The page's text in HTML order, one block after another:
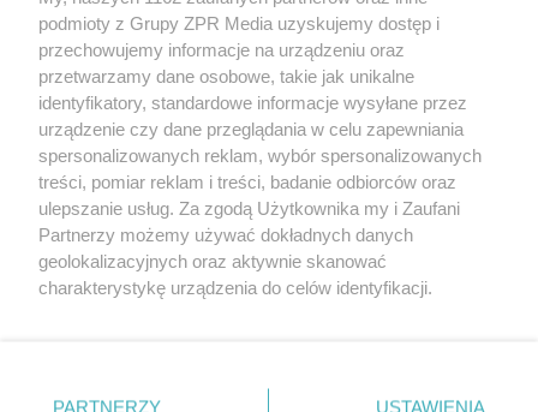
Żaden utwór zamieszczony w serwisie nie może być powielany i
rozpowszechniany lub dalej rozpowszechniany w jakikolwiek sposób (w
tym także elektroniczny lub mechaniczny) na jakimkolwiek polu
eksploatacji w jakiejkolwiek formie, włącznie z umieszczaniem w
Internecie bez pisemnej zgody właściciela praw. Jakiekolwiek użycie lub
wykorzystanie utworów w całości lub w części z naruszeniem prawa,
tzn. bez właściwej zgody, jest zabronione pod groźbą kary i może być
ścigane prawnie.
podmioty z Grupy ZPR Media uzyskujemy dostęp i
przechowujemy informacje na urządzeniu oraz
przetwarzamy dane osobowe, takie jak unikalne
identyfikatory, standardowe informacje wysyłane przez
urządzenie czy dane przeglądania w celu zapewniania
spersonalizowanych reklam, wybór spersonalizowanych
treści, pomiar reklam i treści, badanie odbiorców oraz
ulepszanie usług. Za zgodą Użytkownika my i Zaufani
Partnerzy możemy używać dokładnych danych
geolokalizacyjnych oraz aktywnie skanować
charakterystykę urządzenia do celów identyfikacji.
zmienić/wycofać klikając przycisk ustawień prywatności
PARTNERZY USTAWIENIA